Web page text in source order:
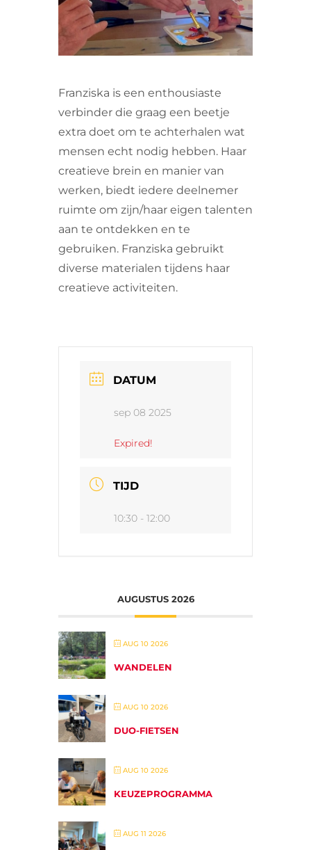
Franziska is een enthousiaste
verbinder die graag een beetje
extra doet om te achterhalen wat
mensen echt nodig hebben. Haar
creatieve brein en manier van
werken, biedt iedere deelnemer
ruimte om zijn/haar eigen talenten
aan te ontdekken en te
gebruiken. Franziska gebruikt
diverse materialen tijdens haar
creatieve activiteiten.
DATUM
sep 08 2025
Expired!
TIJD
10:30 - 12:00
AUGUSTUS 2026
AUG 10 2026
WANDELEN
AUG 10 2026
DUO-FIETSEN
AUG 10 2026
KEUZEPROGRAMMA
AUG 11 2026